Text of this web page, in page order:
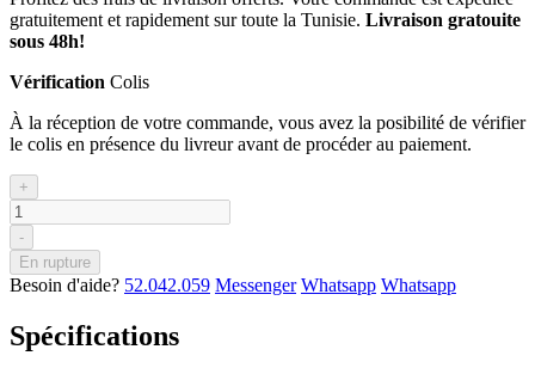
gratuitement et rapidement sur toute la Tunisie. Livraison gratouite
sous 48h!
Vérification Colis
À la réception de votre commande, vous avez la posibilité de vérifier
le colis en présence du livreur avant de procéder au paiement.
+
-
En rupture
Besoin d'aide? 52.042.059 Messenger Whatsapp Whatsapp
Spécifications